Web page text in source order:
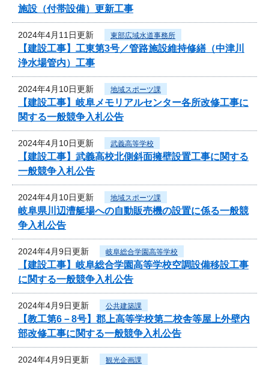
施設（付帯設備）更新工事
2024年4月11日更新 東部広域水道事務所
【建設工事】工東第3号／管路施設維持修繕（中津川
浄水場管内）工事
2024年4月10日更新 地域スポーツ課
【建設工事】岐阜メモリアルセンター各所改修工事に
関する一般競争入札公告
2024年4月10日更新 武義高等学校
【建設工事】武義高校北側斜面擁壁設置工事に関する
一般競争入札公告
2024年4月10日更新 地域スポーツ課
岐阜県川辺漕艇場への自動販売機の設置に係る一般競
争入札公告
2024年4月9日更新 岐阜総合学園高等学校
【建設工事】岐阜総合学園高等学校空調設備移設工事
に関する一般競争入札公告
2024年4月9日更新 公共建築課
【教工第6－8号】郡上高等学校第二校舎等屋上外壁内
部改修工事に関する一般競争入札公告
2024年4月9日更新 観光企画課